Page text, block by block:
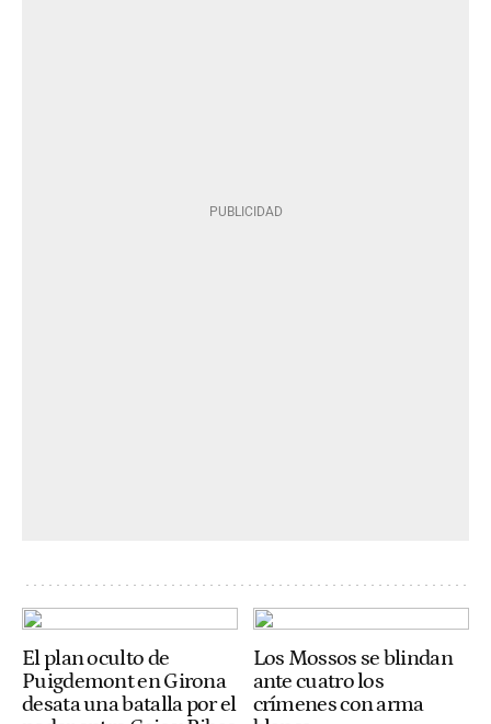
El plan oculto de
Puigdemont en Girona
desata una batalla por el
Los Mossos se blindan
ante cuatro los
crímenes con arma